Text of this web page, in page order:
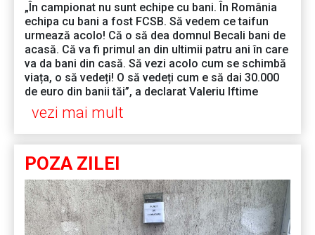
„În campionat nu sunt echipe cu bani. În România
echipa cu bani a fost FCSB. Să vedem ce taifun
urmează acolo! Că o să dea domnul Becali bani de
acasă. Că va fi primul an din ultimii patru ani în care
va da bani din casă. Să vezi acolo cum se schimbă
viața, o să vedeți! O să vedeți cum e să dai 30.000
de euro din banii tăi”, a declarat Valeriu Iftime
vezi mai mult
POZA ZILEI